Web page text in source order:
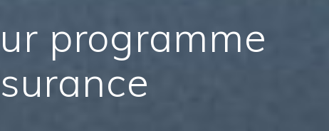
programme